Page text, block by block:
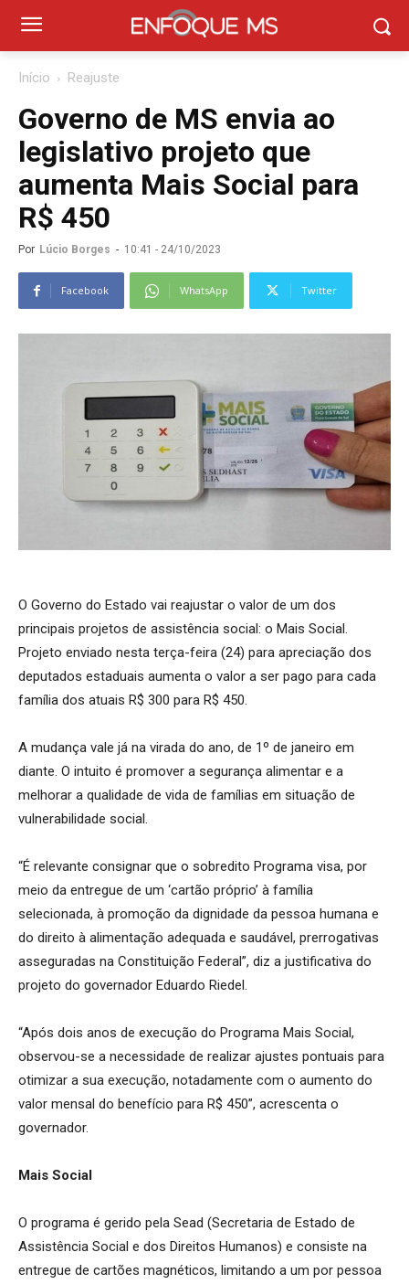
Início Reajuste
Governo de MS envia ao
legislativo projeto que
aumenta Mais Social para
R$ 450
Por Lúcio Borges - 10:41 - 24/10/2023
Facebook WhatsApp Twitter
O Governo do Estado vai reajustar o valor de um dos
principais projetos de assistência social: o Mais Social.
Projeto enviado nesta terça-feira (24) para apreciação dos
deputados estaduais aumenta o valor a ser pago para cada
família dos atuais R$ 300 para R$ 450.
A mudança vale já na virada do ano, de 1º de janeiro em
diante. O intuito é promover a segurança alimentar e a
melhorar a qualidade de vida de famílias em situação de
vulnerabilidade social.
“É relevante consignar que o sobredito Programa visa, por
meio da entregue de um ‘cartão próprio’ à família
selecionada, à promoção da dignidade da pessoa humana e
do direito à alimentação adequada e saudável, prerrogativas
asseguradas na Constituição Federal”, diz a justificativa do
projeto do governador Eduardo Riedel.
“Após dois anos de execução do Programa Mais Social,
observou-se a necessidade de realizar ajustes pontuais para
otimizar a sua execução, notadamente com o aumento do
valor mensal do benefício para R$ 450”, acrescenta o
governador.
Mais Social
O programa é gerido pela Sead (Secretaria de Estado de
Assistência Social e dos Direitos Humanos) e consiste na
entregue de cartões magnéticos, limitando a um por pessoa